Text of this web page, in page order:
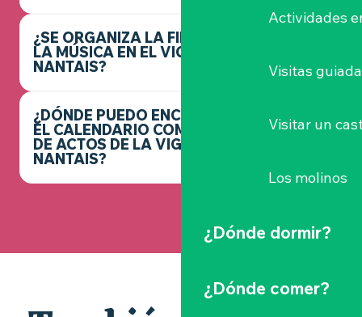
Actividades
Visitas
Visitar un
Los molinos
¿Dónde dormir?
¿Dónde comer?
¿SE ORGANIZA LA FIESTA DE
LA MÚSICA EN EL VIGNOBLE
NANTAIS?
¿DÓNDE PUEDO ENCONTRAR
EL CALENDARIO COMPLETO
DE ACTOS DE LA VIGNOBLE
NANTAIS?